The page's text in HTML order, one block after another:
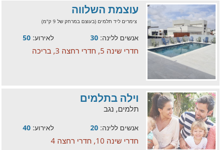
עוצמת השלווה
צימרים ליד תלמים (בעוצם במרחק של 9 ק"מ)
אנשים ללינה: 30 לאירוע: 50
חדרי שינה 5, חדרי רחצה 3, בריכה
וילה בתלמים
תלמים, נגב
אנשים ללינה: 20 לאירוע: 40
חדרי שינה 10, חדרי רחצה 4